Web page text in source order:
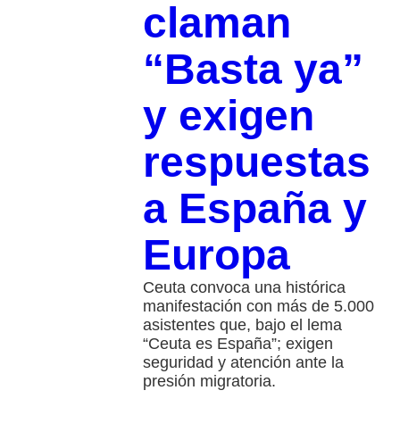
claman
“Basta ya”
y exigen
respuestas
a España y
Europa
Ceuta convoca una histórica
manifestación con más de 5.000
asistentes que, bajo el lema
“Ceuta es España”; exigen
seguridad y atención ante la
presión migratoria.